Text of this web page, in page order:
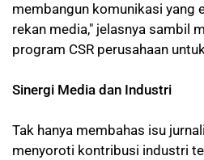
membangun komunikasi yang
rekan media," jelasnya sambil
program CSR perusahaan
Sinergi Media dan Industri
Tak hanya membahas isu
menyoroti kontribusi industri